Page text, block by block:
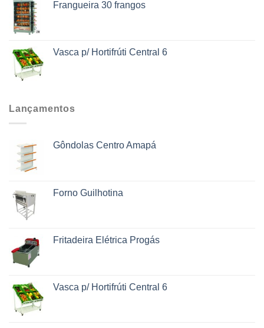
Frangueira 30 frangos
Vasca p/ Hortifrúti Central 6
Lançamentos
Gôndolas Centro Amapá
Forno Guilhotina
Fritadeira Elétrica Progás
Vasca p/ Hortifrúti Central 6